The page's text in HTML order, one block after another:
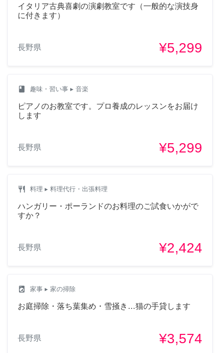
イタリア古典喜劇の演劇教室です（一般的な演技身
に付きます）
長野県 ¥5,299
class 趣味・習い事 ▸ 音楽
ピアノのお教室です。プロ養成のレッスンをお届け
します
長野県 ¥5,299
restaurant 料理 ▸ 料理代行・出張料理
ハンガリー・ポーランドのお料理のご試食いかがで
すか？
長野県 ¥2,424
local_laundry_service 家事 ▸ 家の掃除
お庭掃除・落ち葉集め・雪掻き…猫の手貸します
長野県 ¥3,574